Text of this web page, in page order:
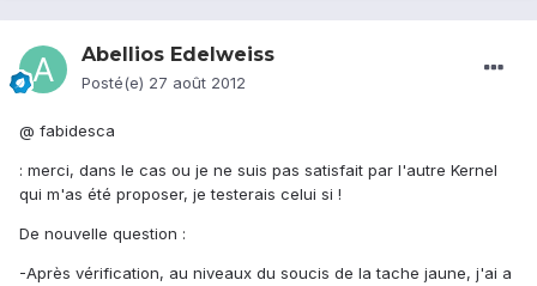
Abellios Edelweiss
Posté(e) 27 août 2012
@ fabidesca
: merci, dans le cas ou je ne suis pas satisfait par l'autre Kernel
qui m'as été proposer, je testerais celui si !
De nouvelle question :
-Après vérification, au niveaux du soucis de la tache jaune, j'ai a